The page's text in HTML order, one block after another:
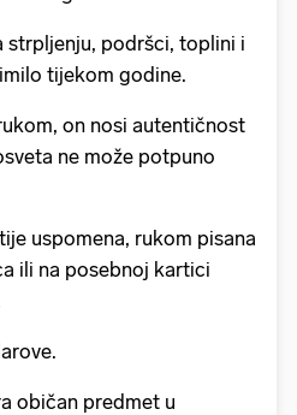
strpljenju, podršci, toplini i
tijekom godine.
on nosi autentičnost
ne može potpuno
uspomena, rukom pisana
ili na posebnoj kartici
običan predmet u